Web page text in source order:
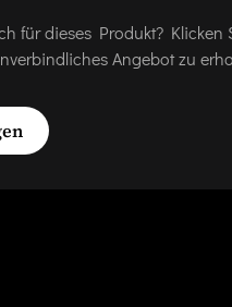
für dieses Produkt?
Angebot zu